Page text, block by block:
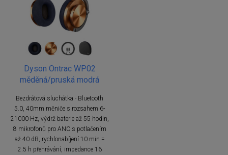
Dyson Ontrac WP02
měděná/pruská modrá
Bezdrátová sluchátka - Bluetooth
5.0, 40mm měniče s rozsahem 6-
21000 Hz, výdrž baterie až 55 hodin,
8 mikrofonů pro ANC s potlačením
až 40 dB, rychlonabíjení 10 min =
2.5 h přehrávání, impedance 16